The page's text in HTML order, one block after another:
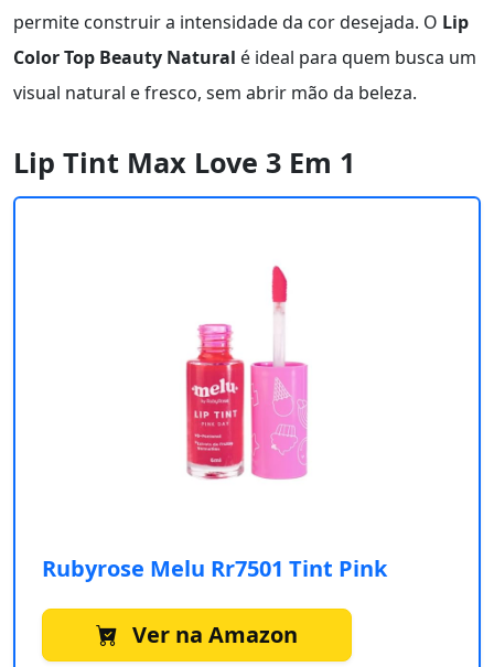
permite construir a intensidade da cor desejada. O Lip
Color Top Beauty Natural é ideal para quem busca um
visual natural e fresco, sem abrir mão da beleza.
Lip Tint Max Love 3 Em 1
Rubyrose Melu Rr7501 Tint Pink
Ver na Amazon